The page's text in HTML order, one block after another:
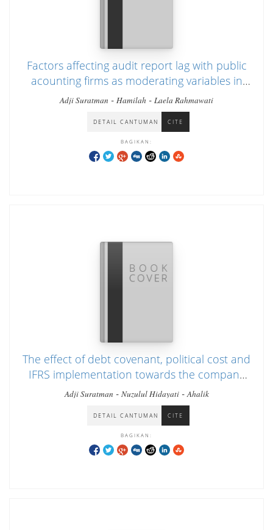
Factors affecting audit report lag with public
acounting firms as moderating variables in
banking companies on Indonesia Stock
Exchange 2015-2020
Adji Suratman - Hamilah - Laela Rahmawati
DETAIL CANTUMAN CITE
BAGIKAN:
The effect of debt covenant, political cost and
IFRS implementation towards the company
value
Adji Suratman - Nuzulul Hidayati-Ahalik
DETAIL CANTUMAN CITE
BAGIKAN: